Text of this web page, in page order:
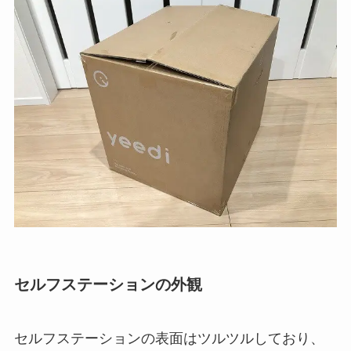
セルフステーションの外観
セルフステーションの表面はツルツルしており、